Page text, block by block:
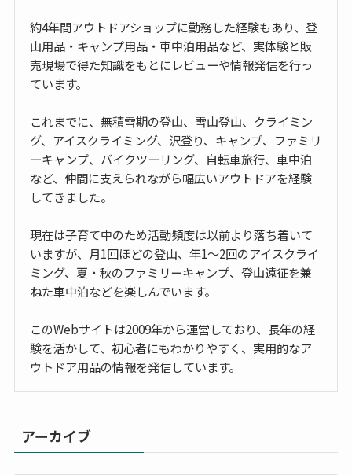
約4年間アウトドアショップに勤務した経験もあり、登
山用品・キャンプ用品・車中泊用品など、実体験と販
売現場で得た知識をもとにレビューや情報発信を行っ
ています。
これまでに、無積雪期の登山、雪山登山、クライミン
グ、アイスクライミング、沢登り、キャンプ、ファミリ
ーキャンプ、バイクツーリング、自転車旅行、車中泊
など、仲間に支えられながら幅広いアウトドアを経験
してきました。
現在は子育て中のため活動頻度は以前より落ち着いて
いますが、月1回ほどの登山、年1〜2回のアイスクライ
ミング、夏・秋のファミリーキャンプ、登山遠征を兼
ねた車中泊などを楽しんでいます。
このWebサイトは2009年から運営しており、長年の経
験を活かして、初心者にもわかりやすく、実用的なア
ウトドア用品の情報を発信しています。
アーカイブ